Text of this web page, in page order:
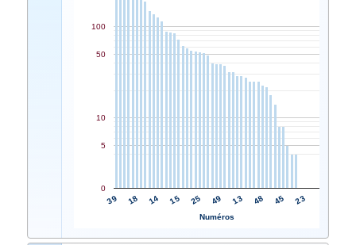
39 18 14 15 25 49 13 48 45 23
0
5
10
50
100
Numéros